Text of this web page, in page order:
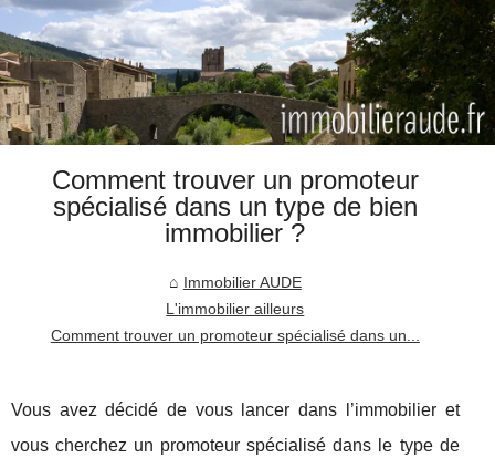
Comment trouver un promoteur
spécialisé dans un type de bien
immobilier ?
Immobilier AUDE
L'immobilier ailleurs
Comment trouver un promoteur spécialisé dans un...
Vous avez décidé de vous lancer dans l’immobilier et
vous cherchez un promoteur spécialisé dans le type de